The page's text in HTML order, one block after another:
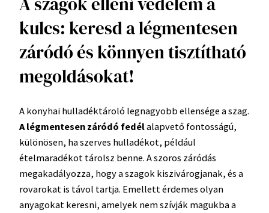
kulcs: keresd a légmentesen
záródó és könnyen tisztítható
megoldásokat!
A konyhai hulladéktároló legnagyobb ellensége a szag.
A légmentesen záródó fedélalapvető fontosságú,
különösen, ha szerves hulladékot, például
ételmaradékot tárolsz benne. A szoros záródás
megakadályozza, hogy a szagok kiszivárogjanak, és a
rovarokat is távol tartja. Emellett érdemes olyan
anyagokat keresni, amelyek nem szívják magukba a